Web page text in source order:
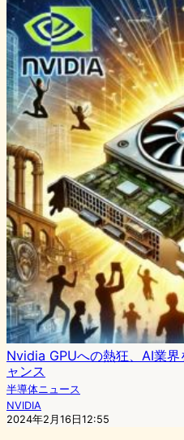
Nvidia GPUへの熱狂、AI業
ャンス
半導体ニュース
NVIDIA
2024年2月16日12:55